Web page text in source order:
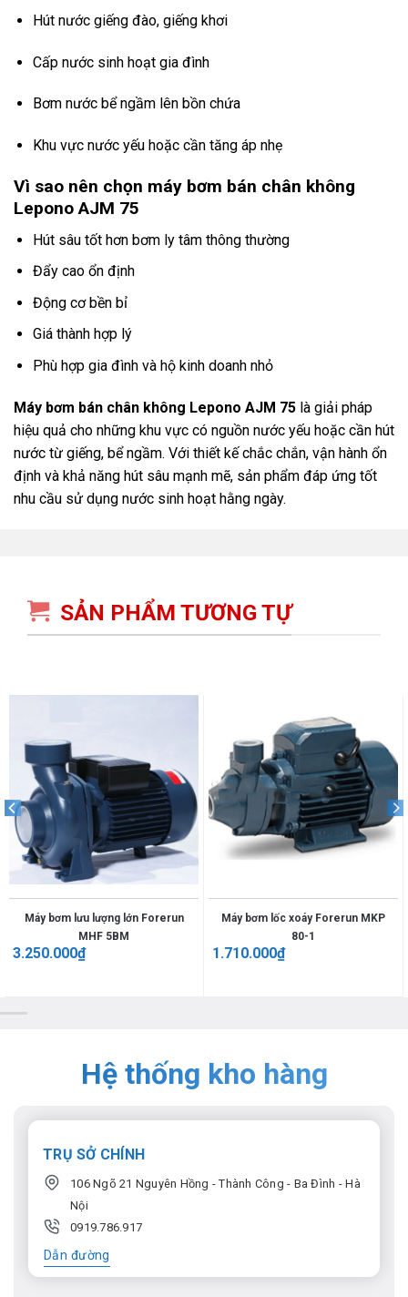
Hút nước giếng đào, giếng khơi
Cấp nước sinh hoạt gia đình
Bơm nước bể ngầm lên bồn chứa
Khu vực nước yếu hoặc cần tăng áp nhẹ
Vì sao nên chọn máy bơm bán chân không
Lepono AJM 75
Hút sâu tốt hơn bơm ly tâm thông thường
Đẩy cao ổn định
Động cơ bền bỉ
Giá thành hợp lý
Phù hợp gia đình và hộ kinh doanh nhỏ
Máy bơm bán chân không Lepono AJM 75 là giải pháp
hiệu quả cho những khu vực có nguồn nước yếu hoặc cần hút
nước từ giếng, bể ngầm. Với thiết kế chắc chắn, vận hành ổn
định và khả năng hút sâu mạnh mẽ, sản phẩm đáp ứng tốt
nhu cầu sử dụng nước sinh hoạt hằng ngày.
SẢN PHẨM TƯƠNG TỰ
Máy bơm lưu lượng lớn Forerun
MHF 5BM
3.250.000₫
Máy bơm lốc xoáy Forerun MKP
80-1
1.710.000₫
Hệ thống kho hàng
TRỤ SỞ CHÍNH
106 Ngõ 21 Nguyên Hồng - Thành Công - Ba Đình - Hà
Nội
0919.786.917
Dẫn đường